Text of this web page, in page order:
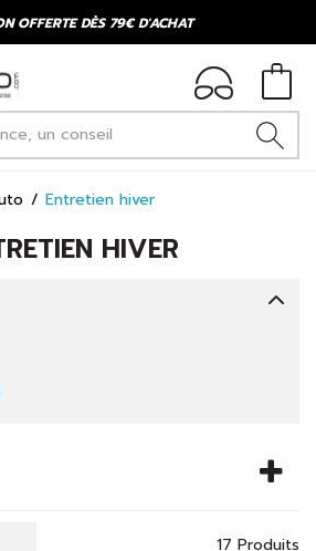
OFFERTE DÈS 79€ D'ACHAT
Entretien hiver
HIVER
17 Produits